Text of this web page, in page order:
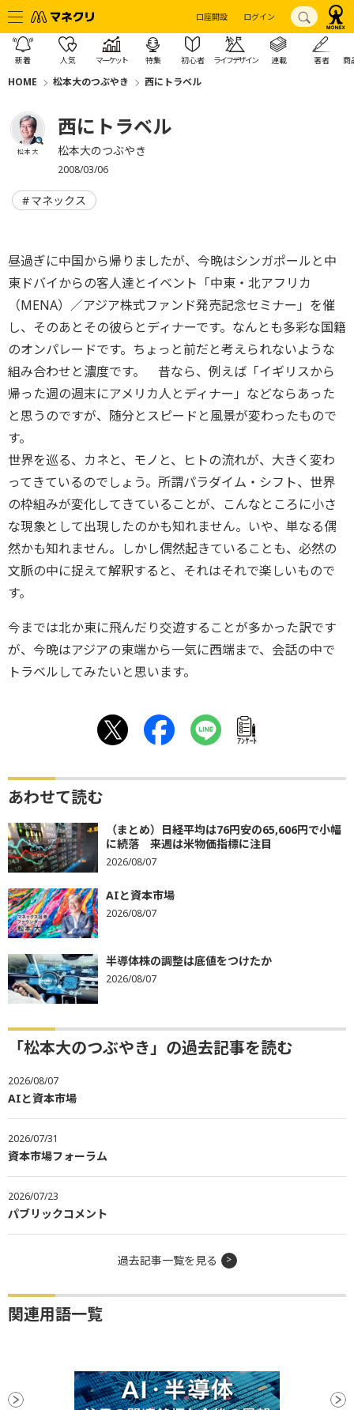
口座開設 ログイン
新着 人気 マーケット 特集 初心者 ライフデザイン 連載 著者 商
HOME 松本大のつぶやき 西にトラベル
松本 大
西にトラベル
松本大のつぶやき
2008/03/06
マネックス
昼過ぎに中国から帰りましたが、今晩はシンガポールと中
東ドバイからの客人達とイベント「中東・北アフリカ
（MENA）／アジア株式ファンド発売記念セミナー」を催
し、そのあとその彼らとディナーです。なんとも多彩な国籍
のオンパレードです。ちょっと前だと考えられないような
組み合わせと濃度です。 昔なら、例えば「イギリスから
帰った週の週末にアメリカ人とディナー」などならあった
と思うのですが、随分とスピードと風景が変わったもので
す。
世界を巡る、カネと、モノと、ヒトの流れが、大きく変わ
ってきているのでしょう。所謂パラダイム・シフト、世界
の枠組みが変化してきていることが、こんなところに小さ
な現象として出現したのかも知れません。いや、単なる偶
然かも知れません。しかし偶然起きていることも、必然の
文脈の中に捉えて解釈すると、それはそれで楽しいもので
す。
今までは北か東に飛んだり交遊することが多かった訳です
が、今晩はアジアの東端から一気に西端まで、会話の中で
トラベルしてみたいと思います。
ｱﾝｹｰﾄ
あわせて読む
（まとめ）日経平均は76円安の65,606円で小幅
に続落 来週は米物価指標に注目
2026/08/07
AIと資本市場
2026/08/07
半導体株の調整は底値をつけたか
2026/08/07
「松本大のつぶやき」の過去記事を読む
2026/08/07
AIと資本市場
2026/07/31
資本市場フォーラム
2026/07/23
パブリックコメント
過去記事一覧を見る
関連用語一覧